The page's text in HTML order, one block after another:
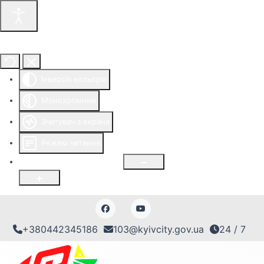
+380442345186 103@kyivcity.gov.ua 24 / 7